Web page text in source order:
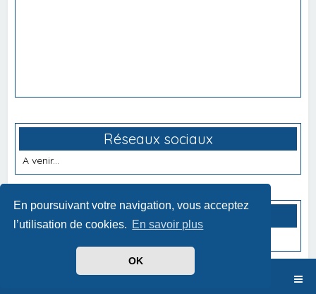
En poursuivant votre navigation, vous acceptez
l’utilisation de cookies. En savoir plus
OK
Réseaux sociaux
A venir...
Partenaires
Index du forum